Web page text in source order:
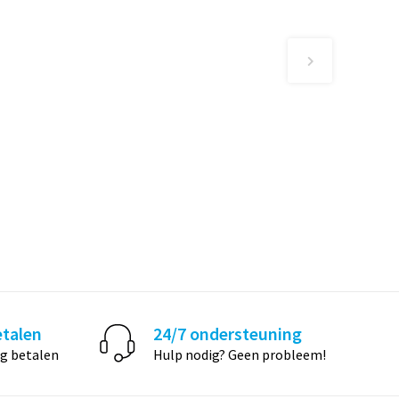
betalen
24/7 ondersteuning
Hulp nodig? Geen probleem!